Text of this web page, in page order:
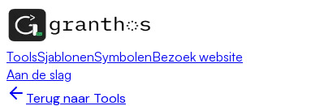
ToolsSjablonenSymbolenBezoek website
Aan de slag
Terug naar Tools